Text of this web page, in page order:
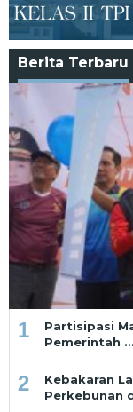
Berita Terbaru
1
Partisipasi
Pemerintah …
2
Kebakaran
Perkebunan